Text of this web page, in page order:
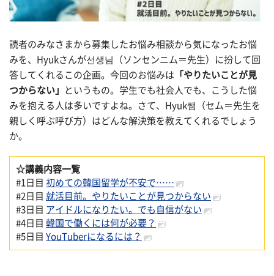
読者のみなさまから募集したお悩み相談から気になったお悩
みを、Hyukさんが선생님（ソンセンニム＝先生）に扮して回
答してくれるこの企画。今回のお悩みは 「やりたいことが見
つからない」
というもの。学生でも社会人でも、こうした悩
みを抱える人は多いですよね。さて、Hyuk쌤（セム＝先生を
親しく呼ぶ呼び方）はどんな解決策を教えてくれるでしょう
か。
☆講義内容一覧
#1日目 初めての韓国留学が不安で……
#2日目 就活目前。やりたいことが見つからない
#3日目 アイドルになりたい。でも自信がない
#4日目 韓国で働くには何が必要？
#5日目 YouTuberになるには？